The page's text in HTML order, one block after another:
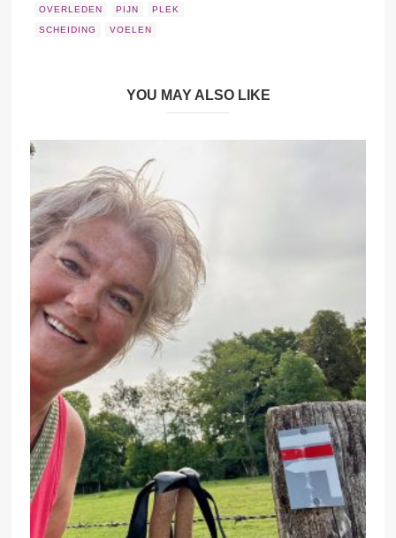
OVERLEDEN PIJN PLEK
SCHEIDING VOELEN
YOU MAY ALSO LIKE